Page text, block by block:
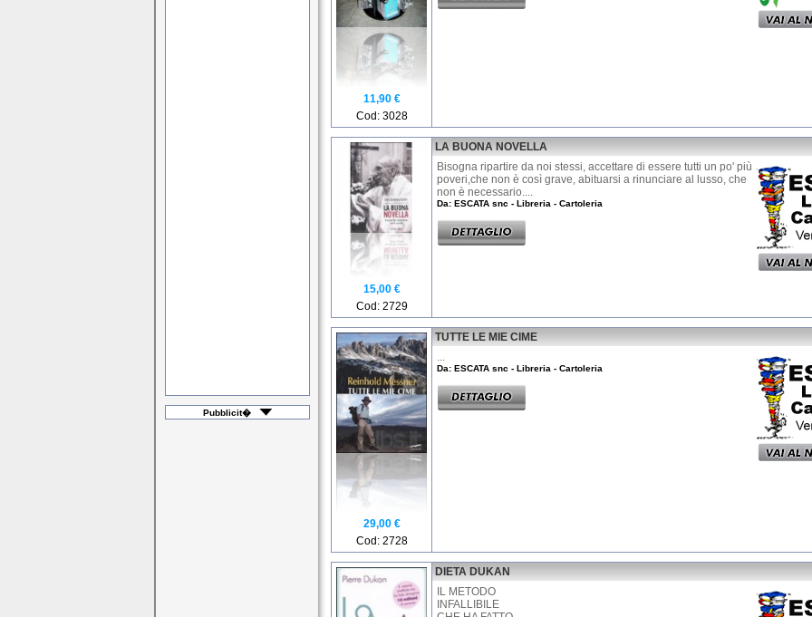
Pubblicit�
11,90 €
Cod: 3028
15,00 €
Cod: 2729
LA BUONA NOVELLA
Bisogna ripartire da noi stessi, accettare di essere tutti un po' più
poveri,che non è così grave, abituarsi a rinunciare al lusso, che
non è necessario....
Da: ESCATA snc - Libreria - Cartoleria
29,00 €
Cod: 2728
TUTTE LE MIE CIME
...
Da: ESCATA snc - Libreria - Cartoleria
DIETA DUKAN
IL METODO
INFALLIBILE